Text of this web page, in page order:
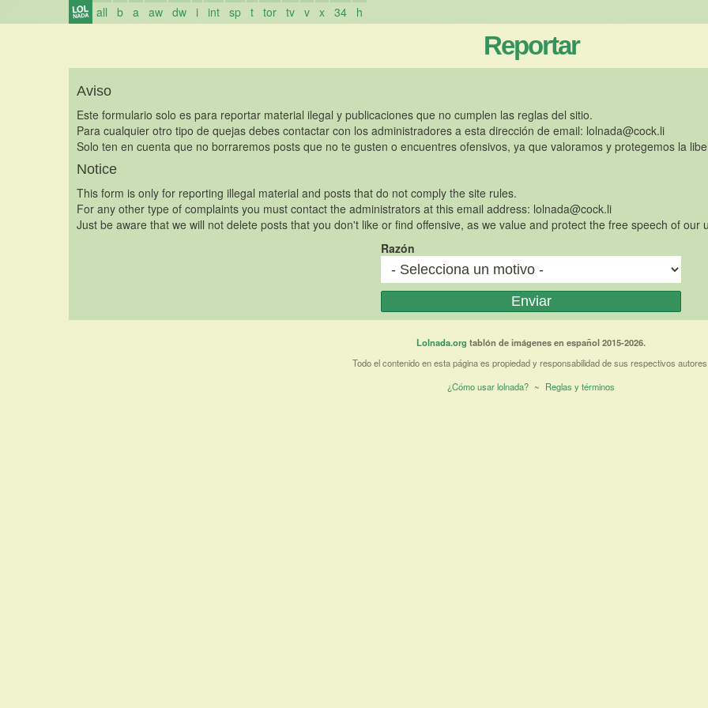
all b a aw dw i int sp t tor tv v x 34 h
Reportar
Aviso
Este formulario solo es para reportar material ilegal y publicaciones que no cumplen las reglas del sitio.
Para cualquier otro tipo de quejas debes contactar con los administradores a esta dirección de email: lolnada@cock.li
Solo ten en cuenta que no borraremos posts que no te gusten o encuentres ofensivos, ya que valoramos y protegemos la
Notice
This form is only for reporting illegal material and posts that do not comply the site rules.
For any other type of complaints you must contact the administrators at this email address: lolnada@cock.li
Just be aware that we will not delete posts that you don't like or find offensive, as we value and protect the free speech of our
Razón
Lolnada.org tablón de imágenes en español 2015-2026.
Todo el contenido en esta página es propiedad y responsabilidad de sus respectivos
¿Cómo usar lolnada? ~ Reglas y términos